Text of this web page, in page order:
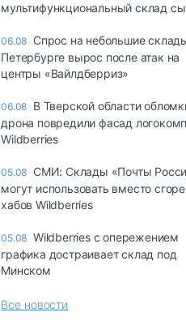
мультифункциональный склад
06.08 Спрос на небольшие
Петербурге вырос после атак на
центры «Вайлдберриз»
06.08 В Тверской области
дрона повредили фасад
Wildberries
05.08 СМИ: Склады «Почты
могут использовать вместо
хабов Wildberries
05.08 Wildberries с опережением
графика достраивает склад под
Минском
Все новости